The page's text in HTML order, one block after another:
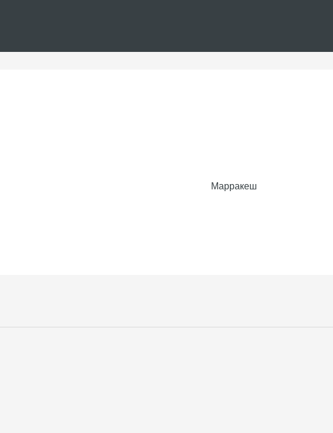
Марракеш